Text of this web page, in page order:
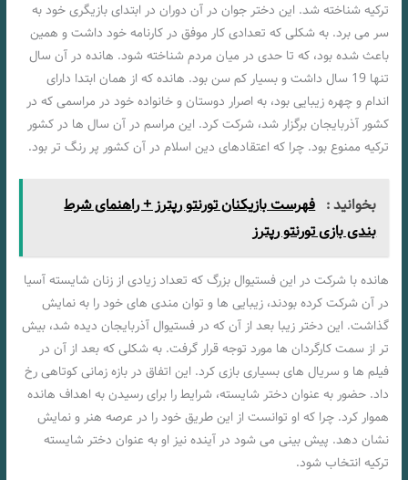
ترکیه شناخته شد. این دختر جوان در آن دوران در ابتدای بازیگری خود به
سر می برد. به شکلی که تعدادی کار موفق در کارنامه خود داشت و همین
باعث شده بود، که تا حدی در میان مردم شناخته شود. هانده در آن سال
تنها 19 سال داشت و بسیار کم سن بود. هانده که از همان ابتدا دارای
اندام و چهره زیبایی بود، به اصرار دوستان و خانواده خود در مراسمی که در
کشور آذربایجان برگزار شد، شرکت کرد. این مراسم در آن سال ها در کشور
ترکیه ممنوع بود. چرا که اعتقادهای دین اسلام در آن کشور پر رنگ تر بود.
بخوانید : فهرست بازیکنان تورنتو رپترز + راهنمای شرط
بندی بازی تورنتو رپترز
هانده با شرکت در این فستیوال بزرگ که تعداد زیادی از زنان شایسته آسیا
در آن شرکت کرده بودند، زیبایی ها و توان مندی های خود را به نمایش
گذاشت. این دختر زیبا بعد از آن که در فستیوال آذربایجان دیده شد، بیش
تر از سمت کارگردان ها مورد توجه قرار گرفت. به شکلی که بعد از آن در
فیلم ها و سریال های بسیاری بازی کرد. این اتفاق در بازه زمانی کوتاهی رخ
داد. حضور به عنوان دختر شایسته، شرایط را برای رسیدن به اهداف هانده
هموار کرد. چرا که او توانست از این طریق خود را در عرصه هنر و نمایش
نشان دهد. پیش بینی می شود در آینده نیز او به عنوان دختر شایسته
ترکیه انتخاب شود.